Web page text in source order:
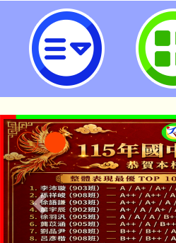
轉知臺南市政府教
輝班入學申請作業
照。-桃園市立瑞